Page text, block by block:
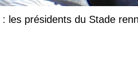
: les présidents du Stade